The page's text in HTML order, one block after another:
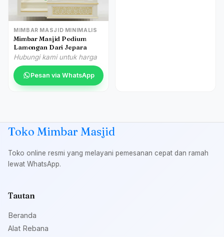
MIMBAR MASJID MINIMALIS
Mimbar Masjid Podium
Lamongan Dari Jepara
Hubungi kami untuk harga
Pesan via WhatsApp
Toko Mimbar Masjid
Toko online resmi yang melayani pemesanan cepat dan ramah
lewat WhatsApp.
Tautan
Beranda
Alat Rebana